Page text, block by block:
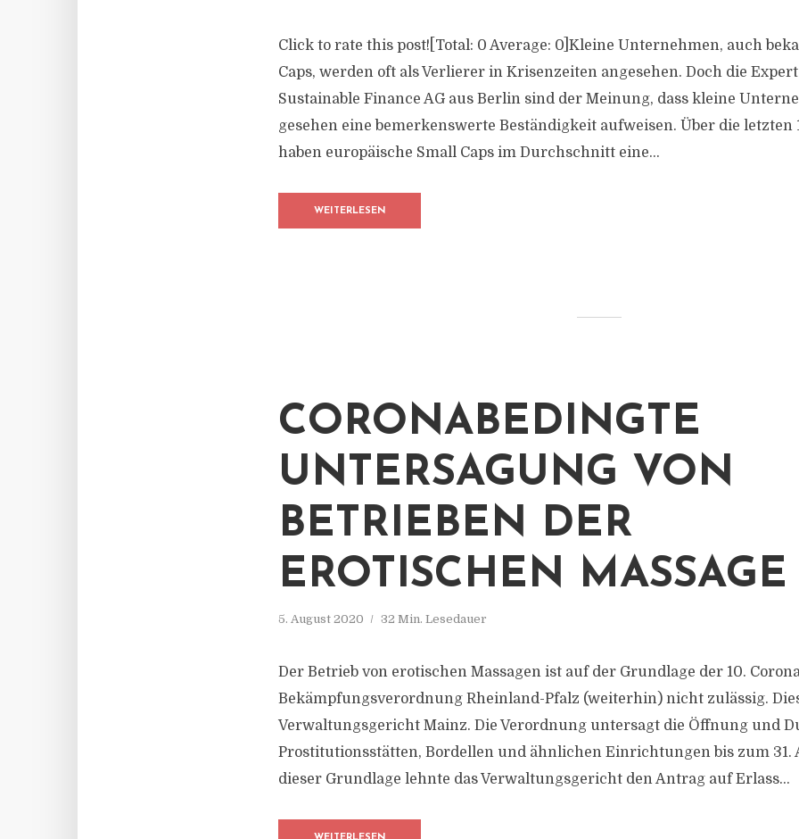
Click to rate this post![Total: 0 Average: 0]Kleine Unternehmen, auch
Caps, werden oft als Verlierer in Krisenzeiten angesehen. Doch die
Sustainable Finance AG aus Berlin sind der Meinung, dass kleine
gesehen eine bemerkenswerte Beständigkeit aufweisen. Über die letzten
haben europäische Small Caps im Durchschnitt eine...
WEITERLESEN
CORONABEDINGTE
UNTERSAGUNG VON
BETRIEBEN DER
EROTISCHEN MASSAGE
5. August 2020 32 Min. Lesedauer
Der Betrieb von erotischen Massagen ist auf der Grundlage der 10.
Bekämpfungsverordnung Rheinland-Pfalz (weiterhin) nicht zulässig.
Verwaltungsgericht Mainz. Die Verordnung untersagt die Öffnung und
Prostitutionsstätten, Bordellen und ähnlichen Einrichtungen bis zum 31.
dieser Grundlage lehnte das Verwaltungsgericht den Antrag auf Erlass...